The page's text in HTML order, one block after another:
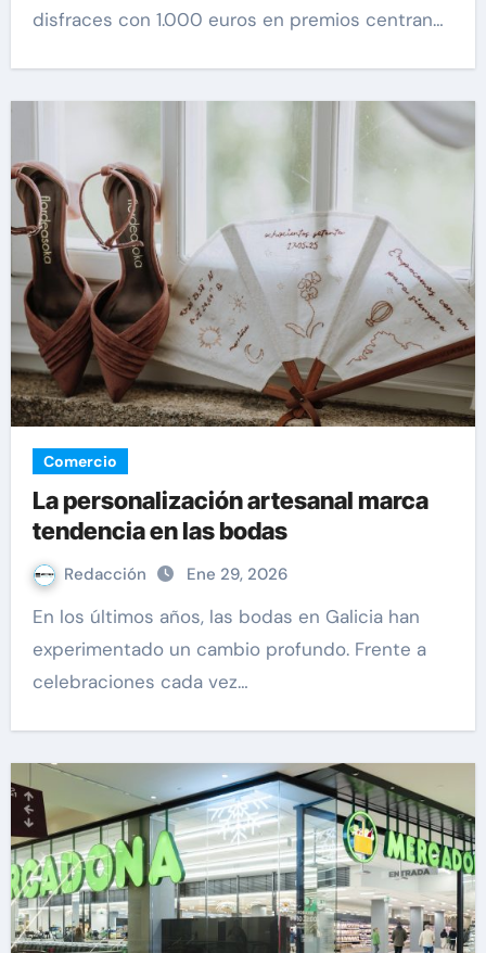
disfraces con 1.000 euros en premios centran…
Comercio
La personalización artesanal marca
tendencia en las bodas
Redacción Ene 29, 2026
En los últimos años, las bodas en Galicia han
experimentado un cambio profundo. Frente a
celebraciones cada vez…